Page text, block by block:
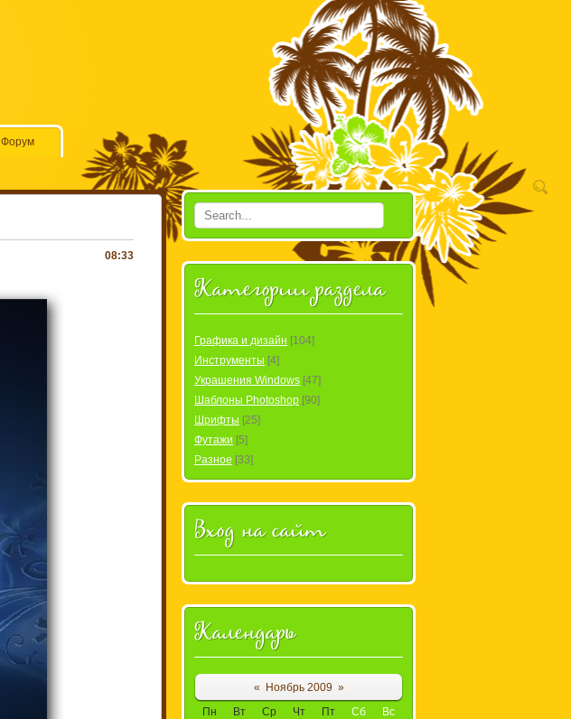
Форум
08:33
Категории раздела
Графика и дизайн [104]
Инструменты [4]
Украшения Windows [47]
Шаблоны Photoshop [90]
Шрифты [25]
Футажи [5]
Разное [33]
Вход на сайт
Календарь
« Ноябрь 2009 »
Пн
Вт Ср Чт Пт Сб Вс